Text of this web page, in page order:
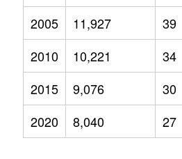
2005
11,927 39
2010
10,221 34
2015
9,076 30
2020
8,040 27